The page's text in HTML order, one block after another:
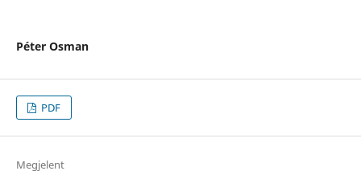
Péter Osman
PDF
Megjelent